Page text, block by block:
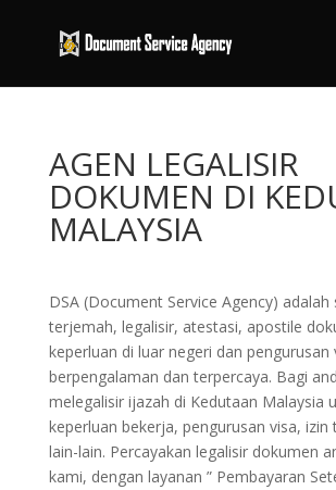
AGEN LEGALISIR
DOKUMEN DI
MALAYSIA
DSA (Document Service Agency) adalah
terjemah, legalisir, atestasi, apostile
keperluan di luar negeri dan pengurusan
berpengalaman dan terpercaya. Bagi
melegalisir ijazah di Kedutaan Malaysia
keperluan bekerja, pengurusan visa, izin
lain-lain. Percayakan legalisir dokumen
kami, dengan layanan ” Pembayaran